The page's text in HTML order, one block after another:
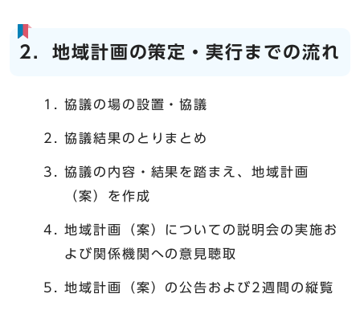
2．地域計画の策定・実行までの流れ
協議の場の設置・協議
協議結果のとりまとめ
協議の内容・結果を踏まえ、地域計画
（案）を作成
地域計画（案）についての説明会の実施お
よび関係機関への意見聴取
地域計画（案）の公告および2週間の縦覧